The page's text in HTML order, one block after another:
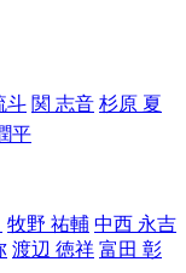
斗 関 志音 杉原 夏
平
牧野 祐輔 中西 永吉
渡辺 徳祥 富田 彰